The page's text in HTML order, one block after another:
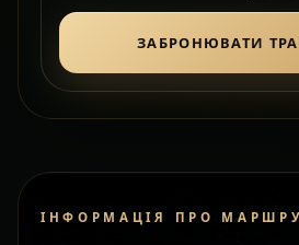
ЗАБРОНЮВАТИ
ІНФОРМАЦІЯ ПРО